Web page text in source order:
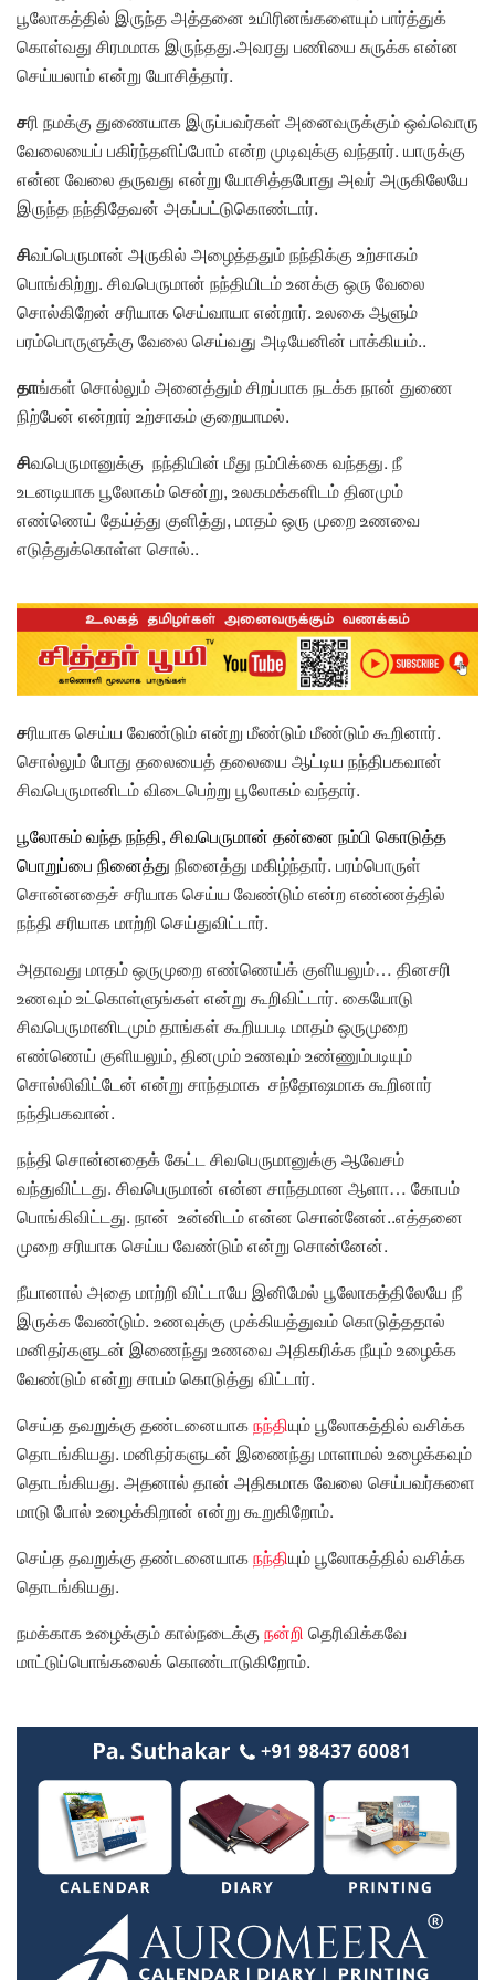
பூலோகத்தில் இருந்த அத்தனை உயிரினங்களையும் பார்த்துக்
கொள்வது சிரமமாக இருந்தது.அவரது பணியை சுருக்க என்ன
செய்யலாம் என்று யோசித்தார்.
சரி நமக்கு துணையாக இருப்பவர்கள் அனைவருக்கும் ஒவ்வொரு
வேலையைப் பகிர்ந்தளிப்போம் என்ற முடிவுக்கு வந்தார். யாருக்கு
என்ன வேலை தருவது என்று யோசித்தபோது அவர் அருகிலேயே
இருந்த நந்திதேவன் அகப்பட்டுகொண்டார்.
சிவப்பெருமான் அருகில் அழைத்ததும் நந்திக்கு உற்சாகம்
பொங்கிற்று. சிவபெருமான் நந்தியிடம் உனக்கு ஒரு வேலை
சொல்கிறேன் சரியாக செய்வாயா என்றார். உலகை ஆளும்
பரம்பொருளுக்கு வேலை செய்வது அடியேனின் பாக்கியம்..
தாங்கள் சொல்லும் அனைத்தும் சிறப்பாக நடக்க நான் துணை
நிற்பேன் என்றார் உற்சாகம் குறையாமல்.
சிவபெருமானுக்கு நந்தியின் மீது நம்பிக்கை வந்தது. நீ
உடனடியாக பூலோகம் சென்று, உலகமக்களிடம் தினமும்
எண்ணெய் தேய்த்து குளித்து, மாதம் ஒரு முறை உணவை
எடுத்துக்கொள்ள சொல்..
சரியாக செய்ய வேண்டும் என்று மீண்டும் மீண்டும் கூறினார்.
சொல்லும் போது தலையைத் தலையை ஆட்டிய நந்திபகவான்
சிவபெருமானிடம் விடைபெற்று பூலோகம் வந்தார்.
பூலோகம் வந்த நந்தி, சிவபெருமான் தன்னை நம்பி கொடுத்த
பொறுப்பை நினைத்து நினைத்து மகிழ்ந்தார். பரம்பொருள்
சொன்னதைச் சரியாக செய்ய வேண்டும் என்ற எண்ணத்தில்
நந்தி சரியாக மாற்றி செய்துவிட்டார்.
அதாவது மாதம் ஒருமுறை எண்ணெய்க் குளியலும்… தினசரி
உணவும் உட்கொள்ளுங்கள் என்று கூறிவிட்டார். கையோடு
சிவபெருமானிடமும் தாங்கள் கூறியபடி மாதம் ஒருமுறை
எண்ணெய் குளியலும், தினமும் உணவும் உண்ணும்படியும்
சொல்லிவிட்டேன் என்று சாந்தமாக சந்தோஷமாக கூறினார்
நந்திபகவான்.
நந்தி சொன்னதைக் கேட்ட சிவபெருமானுக்கு ஆவேசம்
வந்துவிட்டது. சிவபெருமான் என்ன சாந்தமான ஆளா… கோபம்
பொங்கிவிட்டது. நான் உன்னிடம் என்ன சொன்னேன்..எத்தனை
முறை சரியாக செய்ய வேண்டும் என்று சொன்னேன்.
நீயானால் அதை மாற்றி விட்டாயே இனிமேல் பூலோகத்திலேயே நீ
இருக்க வேண்டும். உணவுக்கு முக்கியத்துவம் கொடுத்ததால்
மனிதர்களுடன் இணைந்து உணவை அதிகரிக்க நீயும் உழைக்க
வேண்டும் என்று சாபம் கொடுத்து விட்டார்.
செய்த தவறுக்கு தண்டனையாகநந்தியும் பூலோகத்தில் வசிக்க
தொடங்கியது. மனிதர்களுடன் இணைந்து மாளாமல் உழைக்கவும்
தொடங்கியது. அதனால் தான் அதிகமாக வேலை செய்பவர்களை
மாடு போல் உழைக்கிறான் என்று கூறுகிறோம்.
செய்த தவறுக்கு தண்டனையாகநந்தியும் பூலோகத்தில் வசிக்க
தொடங்கியது.
நமக்காக உழைக்கும் கால்நடைக்கு நன்றி தெரிவிக்கவே
மாட்டுப்பொங்கலைக் கொண்டாடுகிறோம்.